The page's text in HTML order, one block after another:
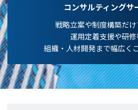
コンサルティングサ
戦略立案や制度構築だけ
運用定着支援や研修
組織・人材開発まで幅広く